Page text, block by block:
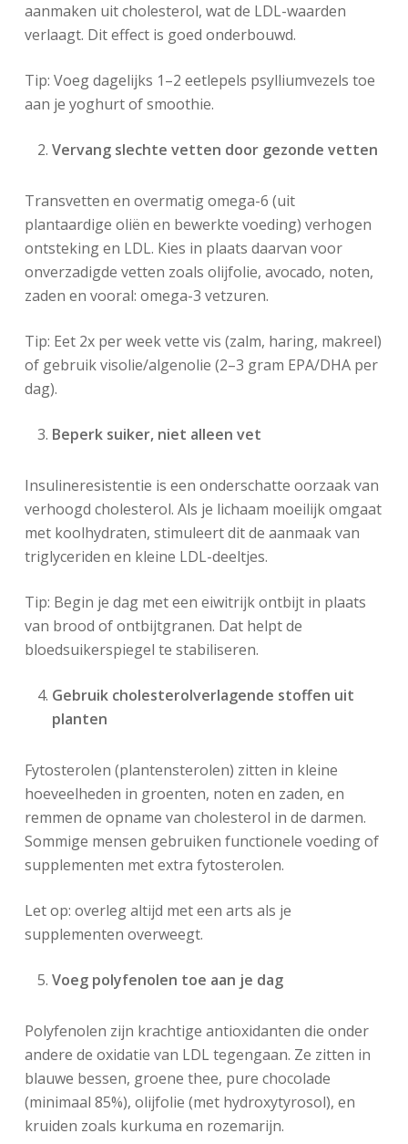
aanmaken uit cholesterol, wat de LDL-waarden
verlaagt. Dit effect is goed onderbouwd.
Tip: Voeg dagelijks 1–2 eetlepels psylliumvezels toe
aan je yoghurt of smoothie.
Vervang slechte vetten door gezonde vetten
Transvetten en overmatig omega-6 (uit
plantaardige oliën en bewerkte voeding) verhogen
ontsteking en LDL. Kies in plaats daarvan voor
onverzadigde vetten zoals olijfolie, avocado, noten,
zaden en vooral: omega-3 vetzuren.
Tip: Eet 2x per week vette vis (zalm, haring, makreel)
of gebruik visolie/algenolie (2–3 gram EPA/DHA per
dag).
Beperk suiker, niet alleen vet
Insulineresistentie is een onderschatte oorzaak van
verhoogd cholesterol. Als je lichaam moeilijk omgaat
met koolhydraten, stimuleert dit de aanmaak van
triglyceriden en kleine LDL-deeltjes.
Tip: Begin je dag met een eiwitrijk ontbijt in plaats
van brood of ontbijtgranen. Dat helpt de
bloedsuikerspiegel te stabiliseren.
Gebruik cholesterolverlagende stoffen uit
planten
Fytosterolen (plantensterolen) zitten in kleine
hoeveelheden in groenten, noten en zaden, en
remmen de opname van cholesterol in de darmen.
Sommige mensen gebruiken functionele voeding of
supplementen met extra fytosterolen.
Let op: overleg altijd met een arts als je
supplementen overweegt.
Voeg polyfenolen toe aan je dag
Polyfenolen zijn krachtige antioxidanten die onder
andere de oxidatie van LDL tegengaan. Ze zitten in
blauwe bessen, groene thee, pure chocolade
(minimaal 85%), olijfolie (met hydroxytyrosol), en
kruiden zoals kurkuma en rozemarijn.